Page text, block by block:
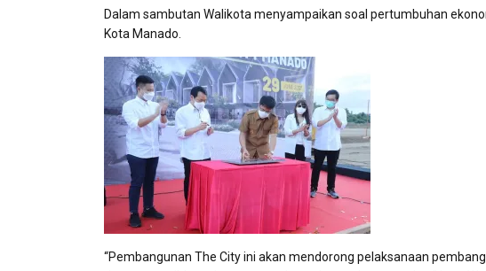
Dalam sambutan Walikota menyampaikan soal pertumbuhan
Kota Manado.
“Pembangunan The City ini akan mendorong pelaksanaan